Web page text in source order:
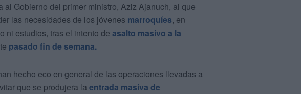
Gobierno del primer ministro, Aziz Ajanuch, al que
las necesidades de los jóvenes marroquíes, en
ni estudios, tras el intento de asalto masivo a la
pasado fin de semana.
hecho eco en general de las operaciones llevadas a
que se produjera la entrada masiva de